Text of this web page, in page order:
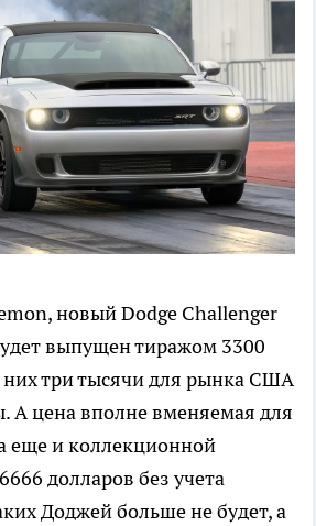
новый Dodge Challenger
выпущен тиражом 3300
три тысячи для рынка США
А цена вполне вменяемая для
еще и коллекционной
долларов без учета
Доджей больше не будет, а